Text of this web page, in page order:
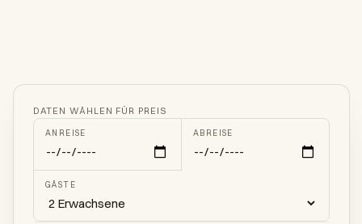
DATEN WÄHLEN FÜR PREIS
ANREISE ABREISE
GÄSTE